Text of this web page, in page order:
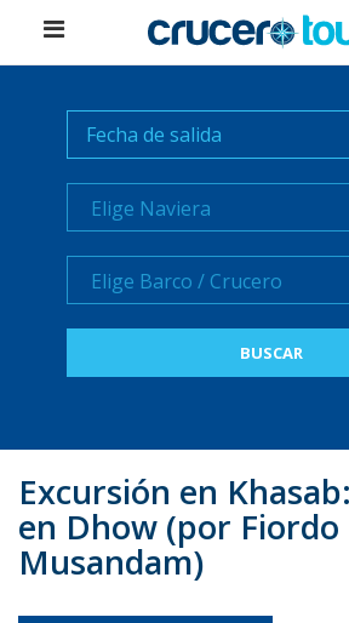
Naviera
Crucero
Excursión en
en Dhow (por Fiordo
Musandam)